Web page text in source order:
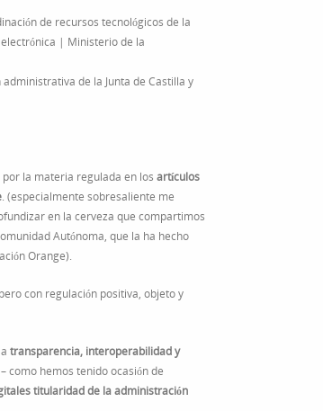
de recursos tecnológicos de la
| Ministerio de la
de la Junta de Castilla y
la materia regulada en los artículos
. (especialmente sobresaliente me
en la cerveza que compartimos
Autónoma, que la ha hecho
Orange).
con regulación positiva, objeto y
transparencia, interoperabilidad y
como hemos tenido ocasión de
titularidad de la administración